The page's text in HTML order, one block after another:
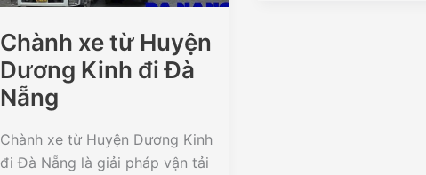
Chành xe từ Huyện
Dương Kinh đi Đà
Nẵng
Chành xe từ Huyện Dương Kinh
đi Đà Nẵng là giải pháp vận tải